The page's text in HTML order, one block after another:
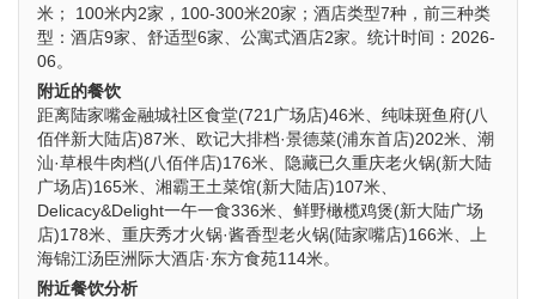
米； 100米内2家，100-300米20家；酒店类型7种，前三种类
型：酒店9家、舒适型6家、公寓式酒店2家。统计时间：2026-
06。
附近的餐饮
距离陆家嘴金融城社区食堂(721广场店)46米、纯味斑鱼府(八
佰伴新大陆店)87米、欧记大排档·景德菜(浦东首店)202米、潮
汕·草根牛肉档(八佰伴店)176米、隐藏已久重庆老火锅(新大陆
广场店)165米、湘霸王土菜馆(新大陆店)107米、
Delicacy&Delight一午一食336米、鲜野橄榄鸡煲(新大陆广场
店)178米、重庆秀才火锅·酱香型老火锅(陆家嘴店)166米、上
海锦江汤臣洲际大酒店·东方食苑114米。
附近餐饮分析